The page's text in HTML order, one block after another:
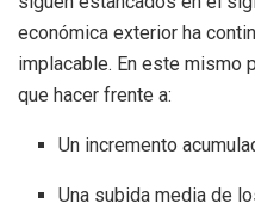
económica exterior ha
implacable. En este mismo
que hacer frente a:
Un incremento
Una subida media de